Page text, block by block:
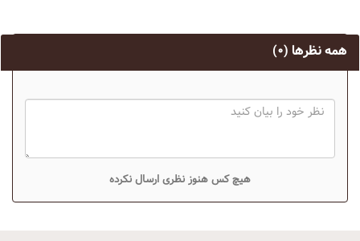
همه نظرها (۰)
هیچ کس هنوز نظری ارسال نکرده